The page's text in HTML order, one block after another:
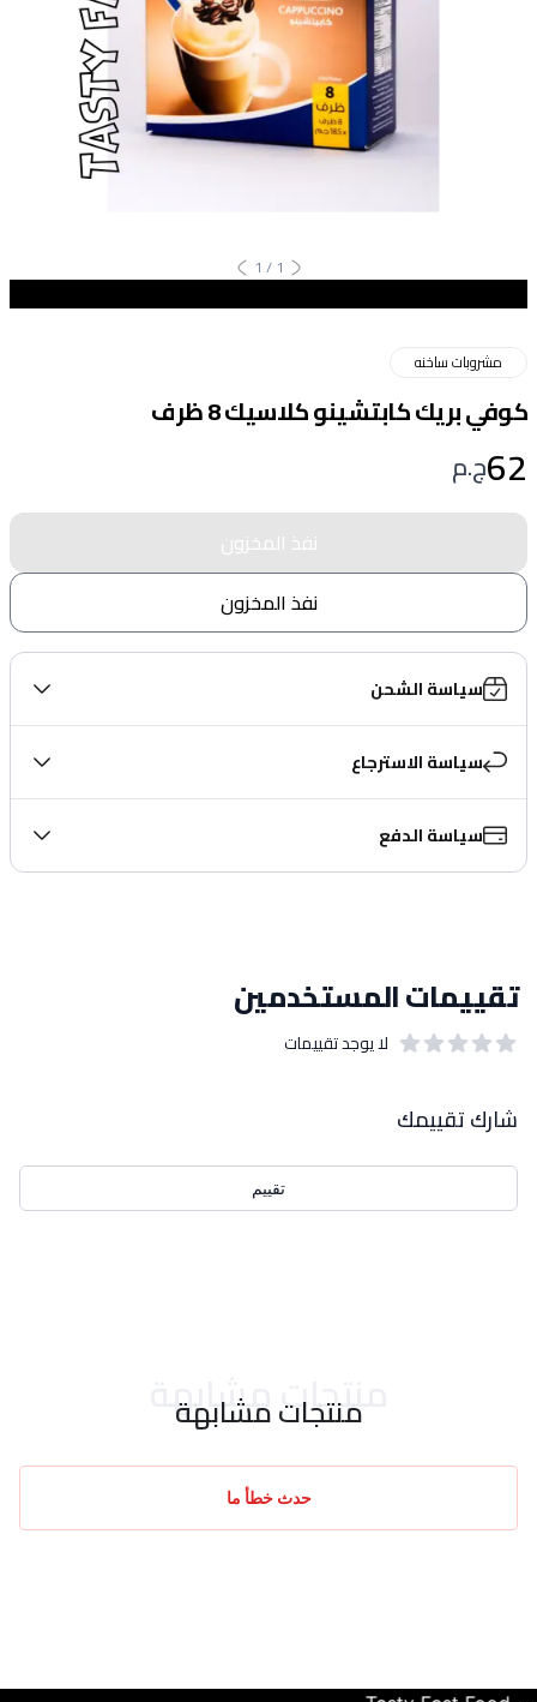
1
/
1
مشروبات ساخنه
كوفي بريك كابتشينو كلاسيك 8 ظرف
62ج.م
نفذ المخزون
نفذ المخزون
سياسة الشحن
سياسة الاسترجاع
سياسة الدفع
تقييمات المستخدمين
لا يوجد تقييمات
شارك تقييمك
تقييم
منتجات مشابهة
منتجات مشابهة
حدث خطأ ما